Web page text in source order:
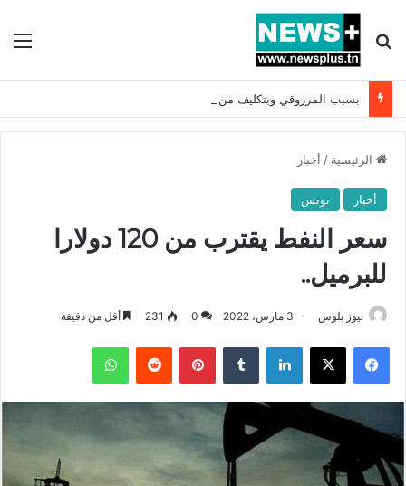
بحث عن
الرئيسية / أخبار
أخبار تونس
سعر النفط يقترب من 120 دولارا
للبرميل..
نيوز بلوس 3 مارس، 2022 0
231 أقل من دقيقة
فيسبوك X لينكدإن بينتيريست واتساب